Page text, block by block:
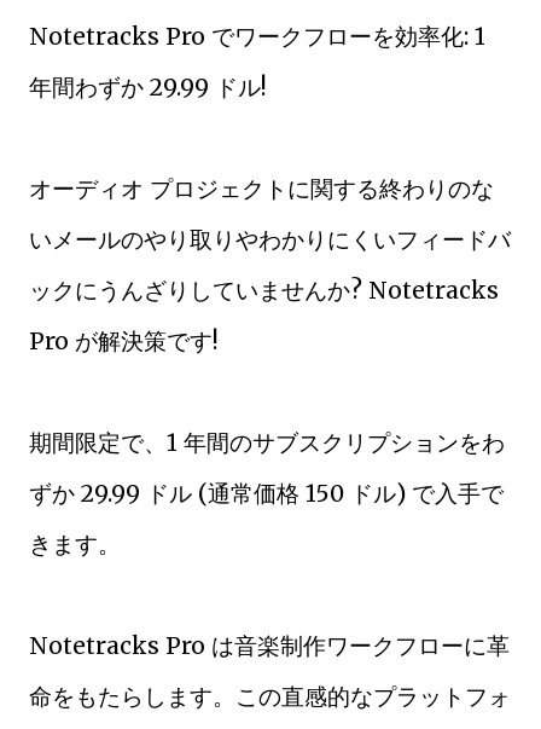
Notetracks Pro でワークフローを効率化: 1
年間わずか 29.99 ドル!
オーディオ プロジェクトに関する終わりのな
いメールのやり取りやわかりにくいフィードバ
ックにうんざりしていませんか? Notetracks
Pro が解決策です!
期間限定で、1 年間のサブスクリプションをわ
ずか 29.99 ドル (通常価格 150 ドル) で入手で
きます。
Notetracks Pro は音楽制作ワークフローに革
命をもたらします。この直感的なプラットフォ